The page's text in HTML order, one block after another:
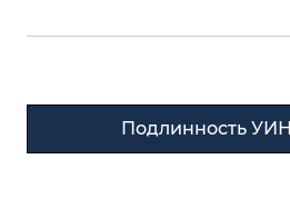
Подлинность УИН